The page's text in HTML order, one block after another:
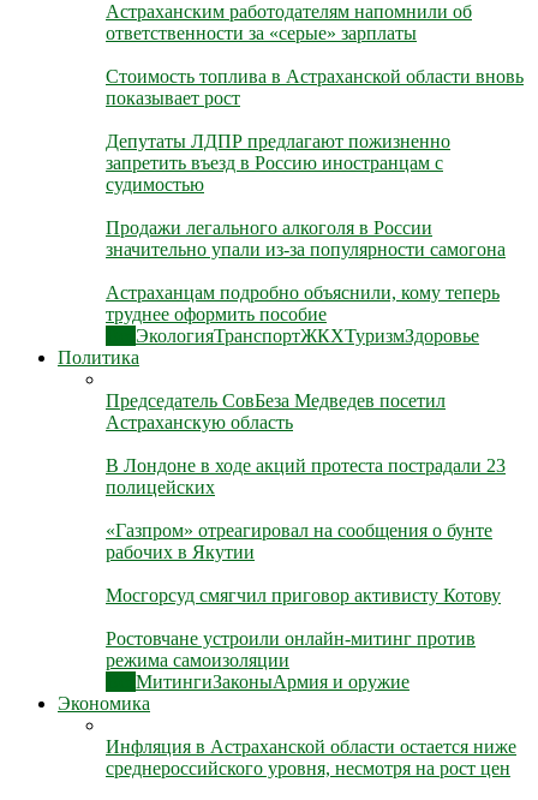
Астраханским работодателям напомнили об
ответственности за «серые» зарплаты
Стоимость топлива в Астраханской области вновь
показывает рост
Депутаты ЛДПР предлагают пожизненно
запретить въезд в Россию иностранцам с
судимостью
Продажи легального алкоголя в России
значительно упали из-за популярности самогона
Астраханцам подробно объяснили, кому теперь
труднее оформить пособие
ЭкологияТранспортЖКХТуризмЗдоровье
Политика
Председатель СовБеза Медведев посетил
Астраханскую область
В Лондоне в ходе акций протеста пострадали 23
полицейских
«Газпром» отреагировал на сообщения о бунте
рабочих в Якутии
Мосгорсуд смягчил приговор активисту Котову
Ростовчане устроили онлайн-митинг против
режима самоизоляции
МитингиЗаконыАрмия и оружие
Экономика
Инфляция в Астраханской области остается ниже
среднероссийского уровня, несмотря на рост цен